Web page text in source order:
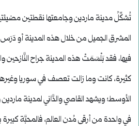
تُشكِّلُ مدينة ماردين وجامعتها نقطتين
المشرق الجميل من خلال هذه المدينة أو
فيها، فقد بَلْسَمَتْ هذه المدينة جراح
كثيرة، كانت وما زالت تعصف في سوريا
الأوسط؛ ويشهد القاصي والدَّاني لمدينة
في واحدة من أرقى مُدن العالم، فالمحبَّة كبيرة